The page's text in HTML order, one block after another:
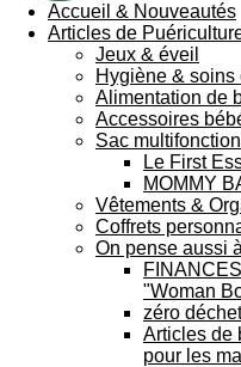
Accueil & Nouveautés
Articles de
Jeux & éveil
Hygiène & soins
Alimentation de
Accessoires
Sac
Le First
MOMMY
Vêtements &
Coffrets
On pense aussi
"Woman
zéro
Articles de
pour les